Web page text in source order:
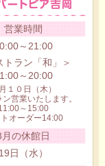
営業時間
～21:00
トラン「和」＞
～20:00
１０日（木）
ン営業いたします。
～15:00
オーダー14:00
月の休館日
19日（水）